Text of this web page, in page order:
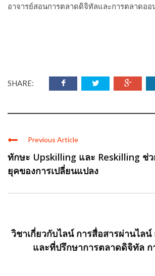
อาจารย์สอนการตลาดดิจิทัลและการตลาดออ
SHARE:
Previous Article
ทักษะ Upskilling และ Reskilling ช่
ยุคของการเปลี่ยนแปลง
วิชาเกี่ยวกับไลน์ การสื่อสารผ่านไล
และที่ปรึกษาการตลาดดิจิทัล